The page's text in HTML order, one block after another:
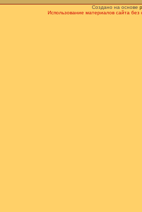
Создано на основе
Использование материалов сайта